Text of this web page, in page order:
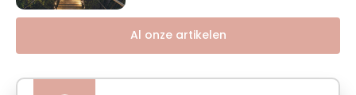
Al onze artikelen